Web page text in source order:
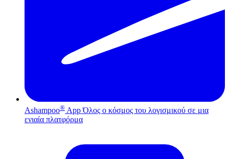
Ashampoo® App Όλος ο κόσμος του λογισμικού σε μια
ενιαία πλατφόρμα